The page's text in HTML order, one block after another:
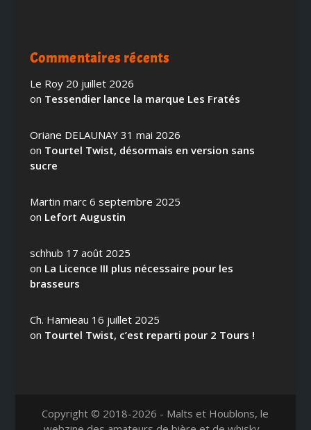
Commentaires récents
Le Roy 20 juillet 2026
on Tessendier lance la marque Les Fratés
Oriane DELAUNAY 31 mai 2026
on Tourtel Twist, désormais en version sans
sucre
Martin marc 6 septembre 2025
on Lefort Augustin
schhub 17 août 2025
on La Licence III plus nécessaire pour les
brasseurs
Ch. Hamieau 16 juillet 2025
on Tourtel Twist, c’est reparti pour 2 Tours !
Copyright © 2018-2026 - Malts et Houblons, le